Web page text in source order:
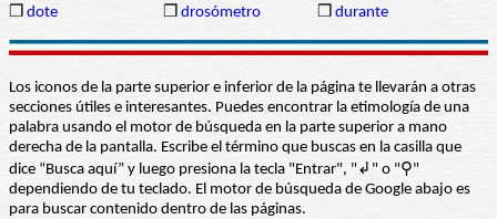
❒ dote ❒ drosómetro ❒ durante
Los iconos de la parte superior e inferior de la página te llevarán a otras
secciones útiles e interesantes. Puedes encontrar la etimología de una
palabra usando el motor de búsqueda en la parte superior a mano
derecha de la pantalla. Escribe el término que buscas en la casilla que
dice “Busca aquí” y luego presiona la tecla "Entrar", "↲" o "⚲"
dependiendo de tu teclado. El motor de búsqueda de Google abajo es
para buscar contenido dentro de las páginas.